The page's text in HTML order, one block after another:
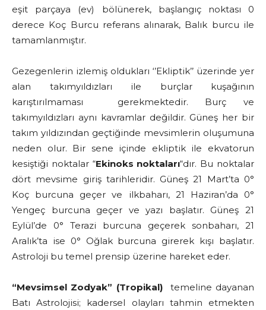
eşit parçaya (ev) bölünerek, başlangıç noktası 0
derece Koç Burcu referans alınarak, Balık burcu ile
tamamlanmıştır.
Gezegenlerin izlemiş oldukları ‘’Ekliptik’’ üzerinde yer
alan takımyıldızları ile burçlar kuşağının
karıştırılmaması gerekmektedir. Burç ve
takımyıldızları aynı kavramlar değildir. Güneş her bir
takım yıldızından geçtiğinde mevsimlerin oluşumuna
neden olur. Bir sene içinde ekliptik ile ekvatorun
kesiştiği noktalar “Ekinoks noktaları“dır. Bu noktalar
dört mevsime giriş tarihleridir. Güneş 21 Mart’ta 0°
Koç burcuna geçer ve ilkbaharı, 21 Haziran’da 0°
Yengeç burcuna geçer ve yazı başlatır. Güneş 21
Eylül’de 0° Terazi burcuna geçerek sonbaharı, 21
Aralık’ta ise 0° Oğlak burcuna girerek kışı başlatır.
Astroloji bu temel prensip üzerine hareket eder.
“Mevsimsel Zodyak” (Tropikal)temeline dayanan
Batı Astrolojisi; kadersel olayları tahmin etmekten